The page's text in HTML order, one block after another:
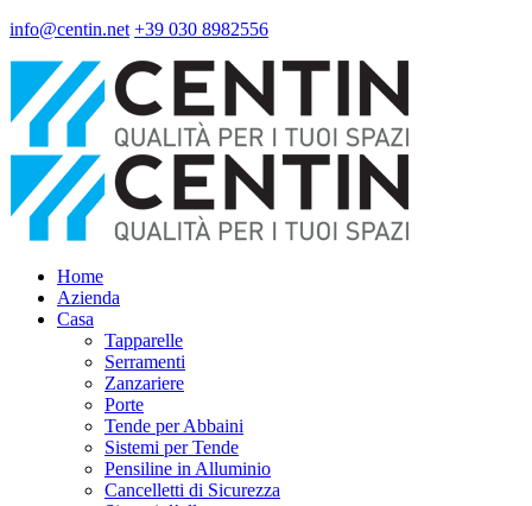
info@centin.net +39 030 8982556
Home
Azienda
Casa
Tapparelle
Serramenti
Zanzariere
Porte
Tende per Abbaini
Sistemi per Tende
Pensiline in Alluminio
Cancelletti di Sicurezza